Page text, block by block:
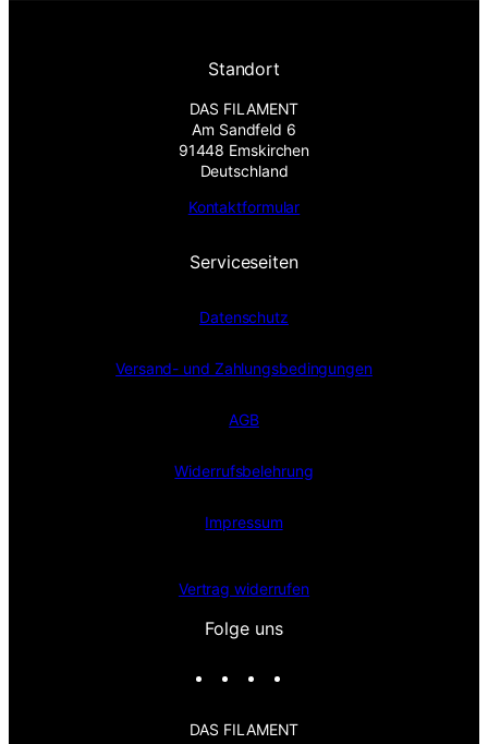
Standort
DAS FILAMENT
Am Sandfeld 6
91448 Emskirchen
Deutschland
Kontaktformular
Serviceseiten
Datenschutz
Versand- und Zahlungsbedingungen
AGB
Widerrufsbelehrung
Impressum
Vertrag widerrufen
Folge uns
t
e
DAS FILAMENT